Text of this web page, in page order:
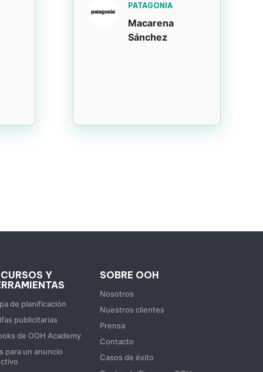
PATAGONIA
Macarena
Sánchez
Y
de planificación
publicitarias
de OOH Academy
para un anuncio
SOBRE OOH
Nosotros
Nuestros clientes
Prensa
Contacto
Casos de éxito